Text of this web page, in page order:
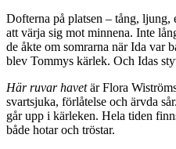
Dofterna på platsen – tång,
att värja sig mot minnena. Inte
de åkte om somrarna när Ida var
blev Tommys kärlek. Och Idas
Här ruvar havetär Flora
svartsjuka, förlåtelse och ärvda
går upp i kärleken. Hela tiden
både hotar och tröstar.